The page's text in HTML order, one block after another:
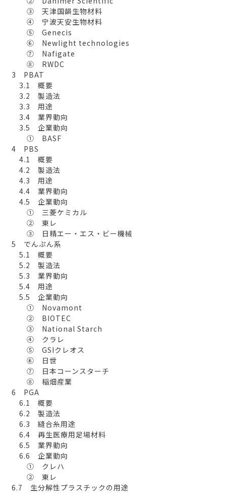
③ 天津国韻生物材料
④ 宁波天安生物材料
⑤ Genecis
⑥ Newlight technologies
⑦ Nafigate
⑧ RWDC
3 PBAT
3.1 概要
3.2 製造法
3.3 用途
3.4 業界動向
3.5 企業動向
① BASF
4 PBS
4.1 概要
4.2 製造法
4.3 用途
4.4 業界動向
4.5 企業動向
① 三菱ケミカル
② 東レ
③ 日精エー・エス・ビー機械
5 でんぷん系
5.1 概要
5.2 製造法
5.3 業界動向
5.4 用途
5.5 企業動向
① Novamont
② BIOTEC
③ National Starch
④ クラレ
⑤ GSIクレオス
⑥ 日世
⑦ 日本コーンスターチ
⑧ 稲畑産業
6 PGA
6.1 概要
6.2 製造法
6.3 縫合糸用途
6.4 再生医療用足場材料
6.5 業界動向
6.6 企業動向
① クレハ
② 東レ
6.7 生分解性プラスチックの用途